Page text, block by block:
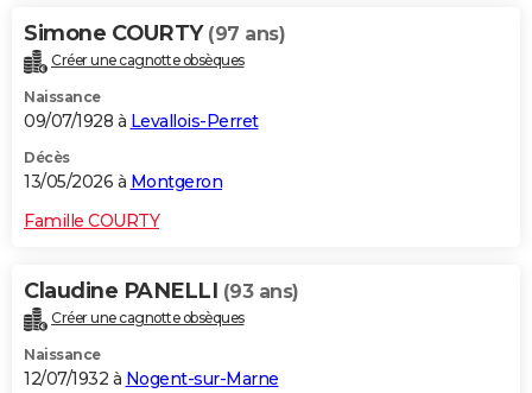
Simone COURTY (97 ans)
Créer une cagnotte obsèques
Naissance
09/07/1928 à Levallois-Perret
Décès
13/05/2026 à Montgeron
Famille COURTY
Claudine PANELLI (93 ans)
Créer une cagnotte obsèques
Naissance
12/07/1932 à Nogent-sur-Marne